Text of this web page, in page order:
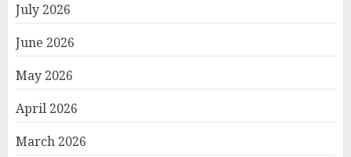
July 2026
June 2026
May 2026
April 2026
March 2026